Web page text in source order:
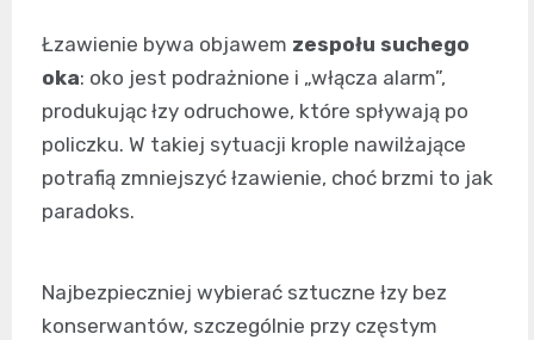
Łzawienie bywa objawem zespołu suchego
oka: oko jest podrażnione i „włącza alarm”,
produkując łzy odruchowe, które spływają po
policzku. W takiej sytuacji krople nawilżające
potrafią zmniejszyć łzawienie, choć brzmi to jak
paradoks.
Najbezpieczniej wybierać sztuczne łzy bez
konserwantów, szczególnie przy częstym